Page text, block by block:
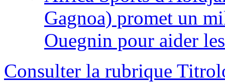
Gagnoa) promet un
Ouegnin pour aider
Consulter la rubrique